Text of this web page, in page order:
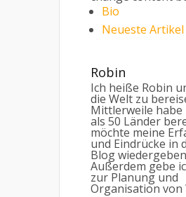
Bio
Neueste Artikel
Robin
Ich heiße Robin
die Welt zu
Mittlerweile habe
als 50 Länder
möchte meine
und Eindrücke in
Blog
Außerdem gebe
zur Planung und
Organisation von